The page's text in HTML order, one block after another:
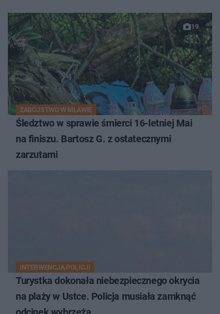
19
ZABÓJSTWO W MŁAWIE
Śledztwo w sprawie śmierci 16-letniej Mai
na finiszu. Bartosz G. z ostatecznymi
zarzutami
INTERWENCJA POLICJI
Turystka dokonała niebezpiecznego okrycia
na plaży w Ustce. Policja musiała zamknąć